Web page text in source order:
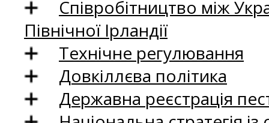
Співробітництво між
Північної Ірландії
Технічне регулювання
Довкіллєва політика
Державна реєстрація